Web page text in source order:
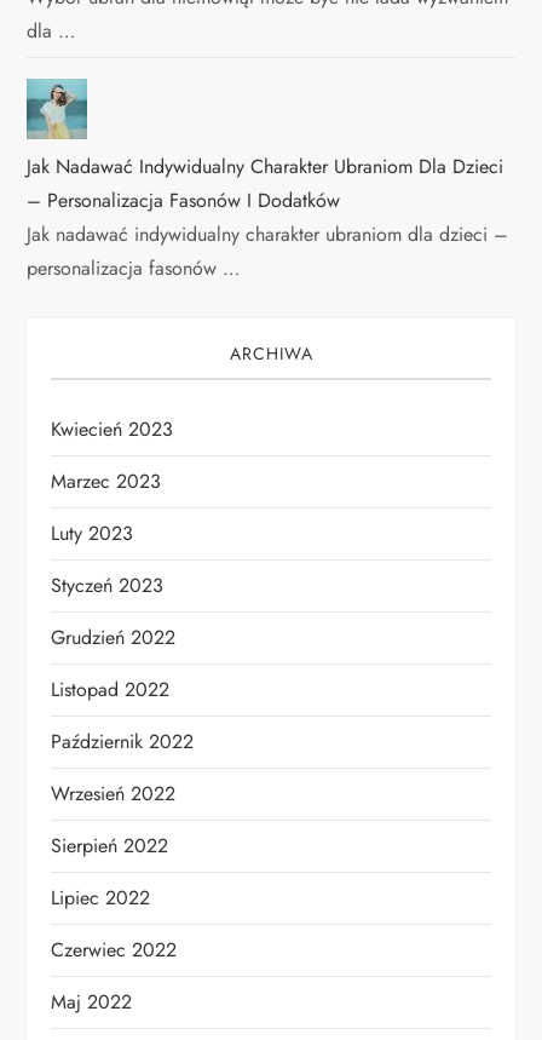
dla …
Jak Nadawać Indywidualny Charakter Ubraniom Dla Dzieci
– Personalizacja Fasonów I Dodatków
Jak nadawać indywidualny charakter ubraniom dla dzieci –
personalizacja fasonów …
ARCHIWA
Kwiecień 2023
Marzec 2023
Luty 2023
Styczeń 2023
Grudzień 2022
Listopad 2022
Październik 2022
Wrzesień 2022
Sierpień 2022
Lipiec 2022
Czerwiec 2022
Maj 2022